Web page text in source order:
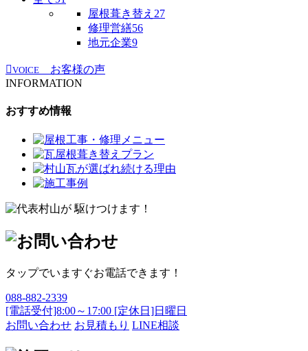
屋根葺き替え 27
修理営繕56
地元企業9
VOICE
お客様の声
INFORMATION
おすすめ情報
タップでいますぐお電話できます！
088-882-2339
[電話受付]8:00～17:00 [定休日]日曜日
お問い合わせ お見積もり LINE相談